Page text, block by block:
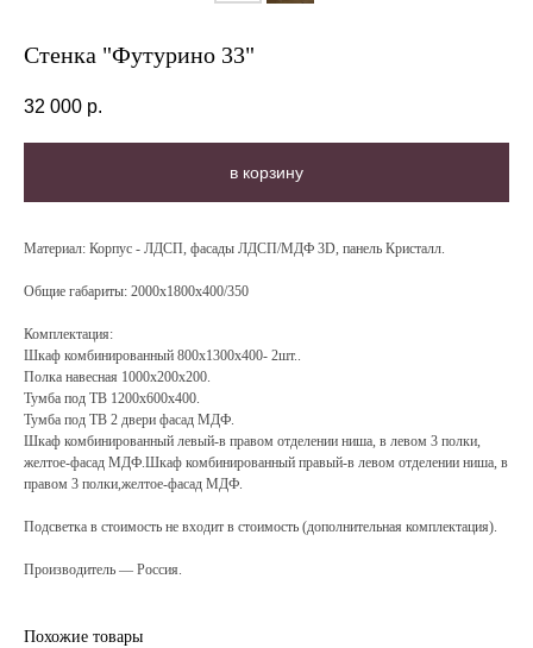
Стенка "Футурино 33"
32 000 р.
в корзину
Материал: Корпус - ЛДСП, фасады ЛДСП/МДФ 3D, панель Кристалл.
Общие габариты: 2000х1800х400/350
Комплектация:
Шкаф комбинированный 800х1300х400- 2шт..
Полка навесная 1000х200х200.
Тумба под ТВ 1200х600х400.
Тумба под ТВ 2 двери фасад МДФ.
Шкаф комбинированный левый-в правом отделении ниша, в левом 3 полки,
желтое-фасад МДФ.Шкаф комбинированный правый-в левом отделении ниша, в
правом 3 полки,желтое-фасад МДФ.
Подсветка в стоимость не входит в стоимость (дополнительная комплектация).
Производитель — Россия.
Похожие товары